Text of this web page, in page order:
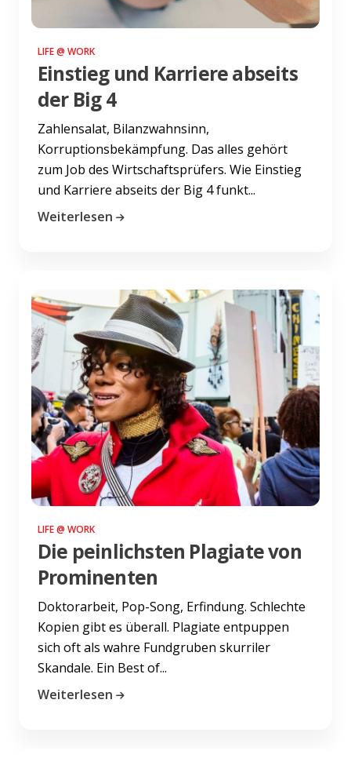
LIFE @ WORK
Einstieg und Karriere abseits
der Big 4
Zahlensalat, Bilanzwahnsinn,
Korruptionsbekämpfung. Das alles gehört
zum Job des Wirtschaftsprüfers. Wie Einstieg
und Karriere abseits der Big 4 funkt...
Weiterlesen
LIFE @ WORK
Die peinlichsten Plagiate von
Prominenten
Doktorarbeit, Pop-Song, Erfindung. Schlechte
Kopien gibt es überall. Plagiate entpuppen
sich oft als wahre Fundgruben skurriler
Skandale. Ein Best of...
Weiterlesen